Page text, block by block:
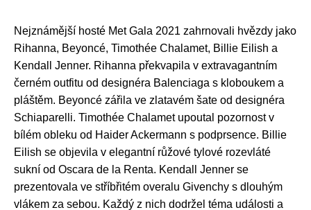
Nejznámější hosté Met Gala 2021 zahrnovali hvězdy jako
Rihanna, Beyoncé, Timothée Chalamet, Billie Eilish a
Kendall Jenner. Rihanna překvapila v extravagantním
černém outfitu od designéra Balenciaga s kloboukem a
pláštěm. Beyoncé zářila ve zlatavém šate od designéra
Schiaparelli. Timothée Chalamet upoutal pozornost v
bílém obleku od Haider Ackermann s podprsence. Billie
Eilish se objevila v elegantní růžové tylové rozevláté
sukní od Oscara de la Renta. Kendall Jenner se
prezentovala ve stříbřitém overalu Givenchy s dlouhým
vlákem za sebou. Každý z nich dodržel téma události a